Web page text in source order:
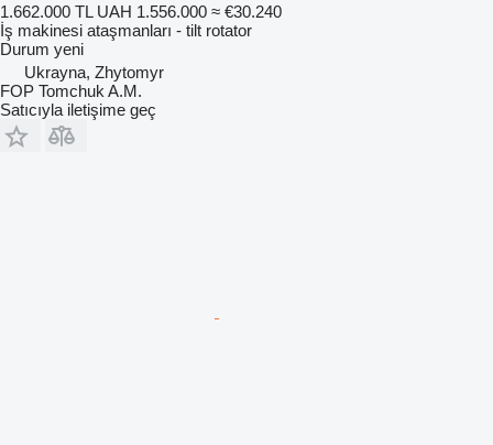
1.662.000 TL UAH 1.556.000 ≈ €30.240
İş makinesi ataşmanları - tilt rotator
Durum yeni
Ukrayna, Zhytomyr
FOP Tomchuk A.M.
Satıcıyla iletişime geç